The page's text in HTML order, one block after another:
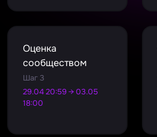
Оценка
сообществом
Шаг 3
29.04 20:59 → 03.05
18:00